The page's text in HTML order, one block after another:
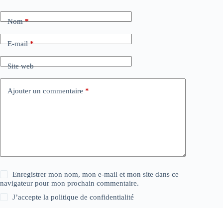
Nom*
E-mail*
Site web
Ajouter un commentaire *
Enregistrer mon nom, mon e-mail et mon site dans ce
navigateur pour mon prochain commentaire.
J’accepte lapolitique de confidentialité